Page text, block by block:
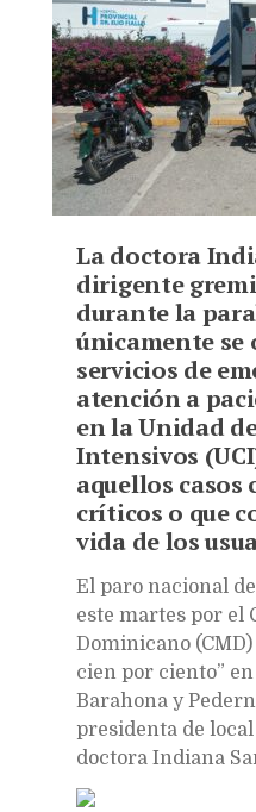
La doctora
dirigente
durante la
únicamente se
servicios de
atención a
en la Unidad
Intensivos
aquellos casos
críticos o que
vida de los
E l paro nacional
este martes por el
Dominicano
cien por ciento”
Barahona y
presidenta de
doctora Indiana